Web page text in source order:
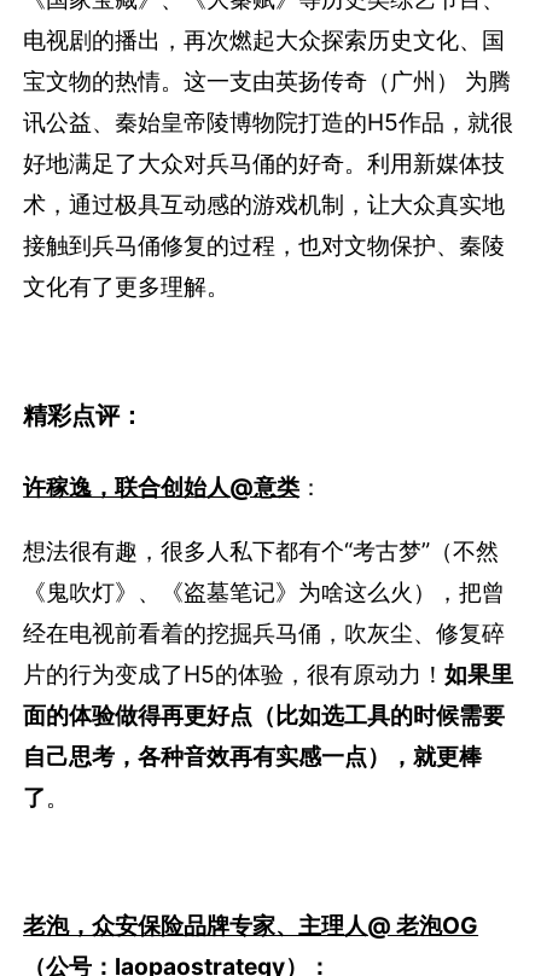
戳这里了解详情
推荐理由：
《国家宝藏》、《大秦赋》等历史类综艺节目、
讯公益、秦始皇帝陵博物院打造的H5作品，就很
术，通过极具互动感的游戏机制，让大众真实地
接触到兵马俑修复的过程，也对文物保护、秦陵
文化有了更多理解。
精彩点评：
许稼逸，联合创始人@意类
经在电视前看着的挖掘兵马俑，吹灰尘、修复碎